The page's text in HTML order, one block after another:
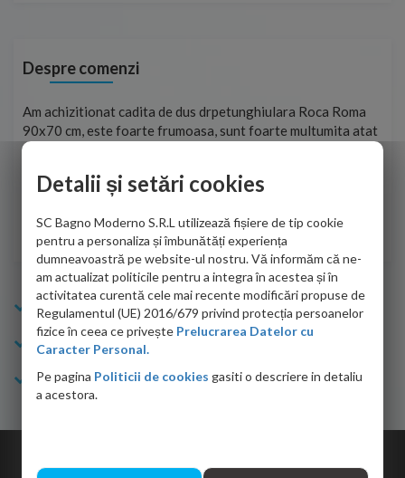
Despre comenzi
Am achizitionat cadita de dus drpetunghiulara Roca Roma
90x70 cm, este foarte frumoasa, sunt foarte multumita atat
de personalul firmei dvs. cu care am colaborat in obtinerea
adus coletul in siguranta.Numai bine, va doresc!
Sofrone Viviana -28.07.2026
Info Bagno
Cumparaturi
Suport clienti
Detalii și setări cookies
SC Bagno Moderno S.R.L utilizează fișiere de tip cookie
pentru a personaliza și îmbunătăți experiența
dumneavoastră pe website-ul nostru. Vă informăm că ne-
am actualizat politicile pentru a integra în acestea și în
activitatea curentă cele mai recente modificări propuse de
Regulamentul (UE) 2016/679 privind protecția persoanelor
fizice în ceea ce privește Prelucrarea Datelor cu
Caracter Personal.
Pe pagina Politicii de cookies gasiti o descriere in detaliu
a acestora.